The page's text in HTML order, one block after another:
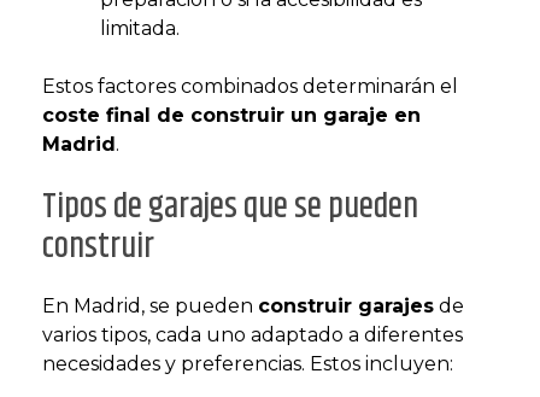
limitada​​.
Estos factores combinados determinarán el
coste final de construir un garaje en
Madrid.
Tipos de garajes que se pueden
construir
En Madrid, se pueden construir garajes de
varios tipos, cada uno adaptado a diferentes
necesidades y preferencias. Estos incluyen: